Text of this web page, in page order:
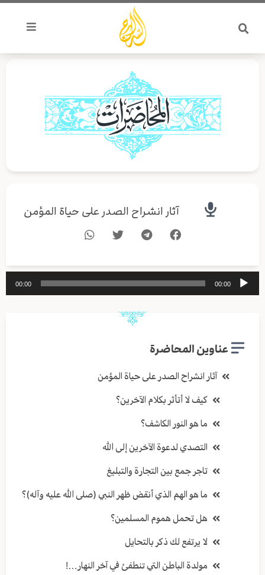
تخطي
المحتوى
آثار انشراح الصدر على حياة المؤمن
مشغل
الصوت
00:00
00:00
عناوين المحاضرة
آثار انشراح الصدر على حياة المؤمن
كيف لا أتأثر بكلام الآخرين؟
ما هو النور الكاشف؟
التصدي لدعوة الآخرين إلى الله
تاجر جمع بين التجارة والتبليغ
ما هو الهم الذي أنقض ظهر النبي (صلى الله عليه وآله)؟
هل تحمل هموم المسلمين؟
لا يرتفع لك ذكر بالتحايل
مولدة الباطن التي تنطفئ في آخر النهار…!